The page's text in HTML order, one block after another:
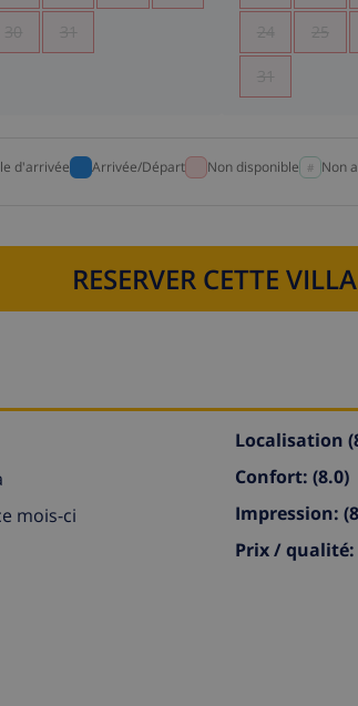
30 31 24 25
31
d'arrivée Arrivée/Départ Non disponible Non
RESERVER CETTE
mois-ci
Localisation
Confort: (8.0)
Impression:
Prix / qualité: